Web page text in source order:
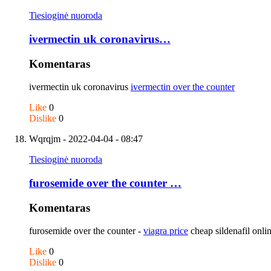
Tiesioginė nuoroda
ivermectin uk coronavirus…
Komentaras
ivermectin uk coronavirus ivermectin over the counter
Like 0
Dislike 0
Wqrqjm - 2022-04-04 - 08:47
Tiesioginė nuoroda
furosemide over the counter …
Komentaras
furosemide over the counter - viagra price cheap sildenafil
Like 0
Dislike 0